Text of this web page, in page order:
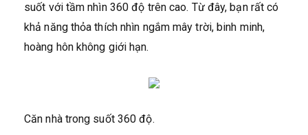
suốt với tầm nhìn 360 độ trên cao. Từ đây, bạn rất có
khả năng thỏa thích nhìn ngắm mây trời, binh minh,
hoàng hôn không giới hạn.
Căn nhà trong suốt 360 độ.